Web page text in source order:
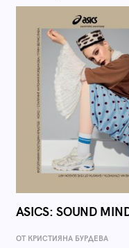
ASICS: SOUND
ОТ КРИСТИЯНА БУРДЕВА